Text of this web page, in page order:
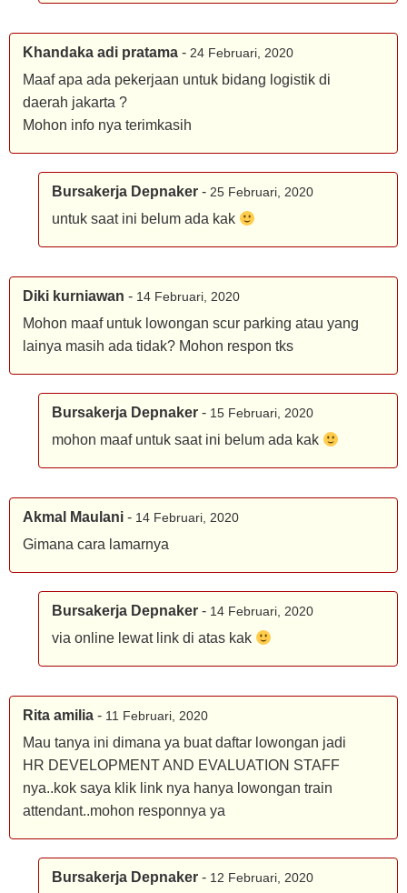
Khandaka adi pratama - 24 Februari, 2020
Maaf apa ada pekerjaan untuk bidang logistik di
daerah jakarta ?
Mohon info nya terimkasih
Bursakerja Depnaker - 25 Februari, 2020
untuk saat ini belum ada kak
Diki kurniawan - 14 Februari, 2020
Mohon maaf untuk lowongan scur parking atau yang
lainya masih ada tidak? Mohon respon tks
Bursakerja Depnaker - 15 Februari, 2020
mohon maaf untuk saat ini belum ada kak
Akmal Maulani - 14 Februari, 2020
Gimana cara lamarnya
Bursakerja Depnaker - 14 Februari, 2020
via online lewat link di atas kak
Rita amilia - 11 Februari, 2020
Mau tanya ini dimana ya buat daftar lowongan jadi
HR DEVELOPMENT AND EVALUATION STAFF
nya..kok saya klik link nya hanya lowongan train
attendant..mohon responnya ya
Bursakerja Depnaker - 12 Februari, 2020